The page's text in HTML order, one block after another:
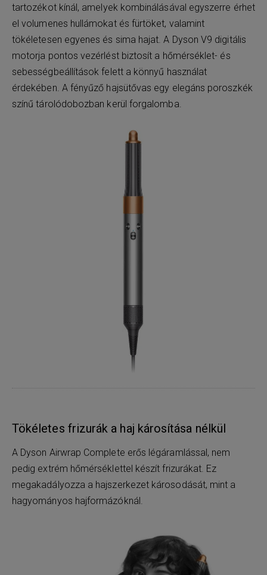
tartozékot kínál, amelyek kombinálásával egyszerre érhet
el volumenes hullámokat és fürtöket, valamint
tökéletesen egyenes és sima hajat. A Dyson V9 digitális
motorja pontos vezérlést biztosít a hőmérséklet- és
sebességbeállítások felett a könnyű használat
érdekében. A fényűző hajsütővas egy elegáns poroszkék
színű tárolódobozban kerül forgalomba.
Tökéletes frizurák a haj károsítása nélkül
A Dyson Airwrap Complete erős légáramlással, nem
pedig extrém hőmérséklettel készít frizurákat. Ez
megakadályozza a hajszerkezet károsodását, mint a
hagyományos hajformázóknál.